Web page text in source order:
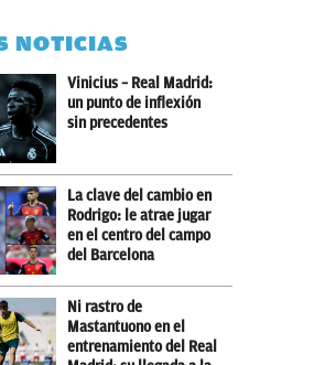
NOTICIAS
Vinicius – Real Madrid:
un punto de inflexión
sin precedentes
La clave del cambio en
Rodrigo: le atrae jugar
en el centro del campo
del Barcelona
Ni rastro de
Mastantuono en el
entrenamiento del Real